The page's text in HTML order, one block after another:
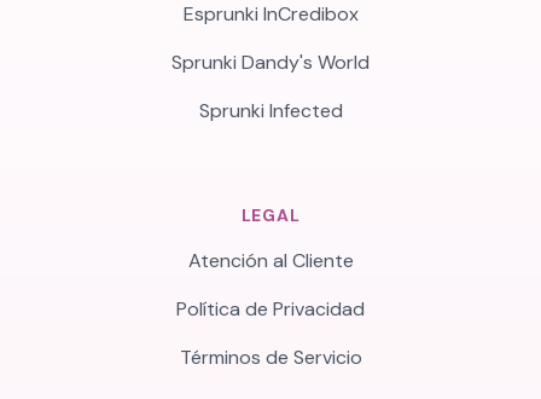
Esprunki InCredibox
Sprunki Dandy's World
Sprunki Infected
LEGAL
Atención al Cliente
Política de Privacidad
Términos de Servicio